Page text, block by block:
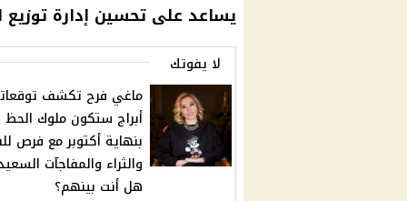
يساعد على تحسين إدارة
لا يفوتك
أبراج ستكون ملوك الحظ
بنهاية أكتوبر مع فرص
والثراء والمفاجآت
هل أنت بينهم؟